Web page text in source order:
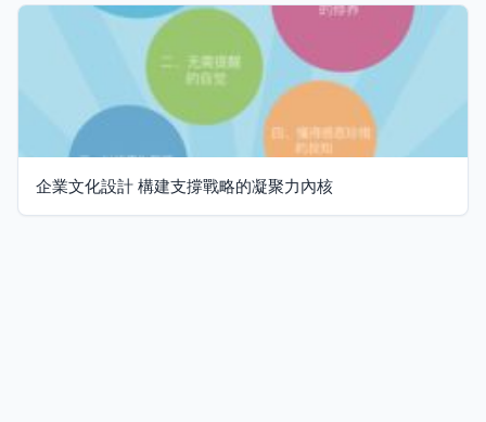
企業文化設計 構建支撐戰略的凝聚力內核